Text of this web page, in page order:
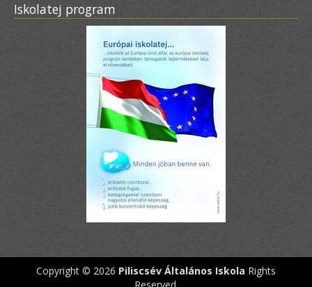
Iskolatej program
Copyright © 2026 Piliscsév Általános Iskola Rights